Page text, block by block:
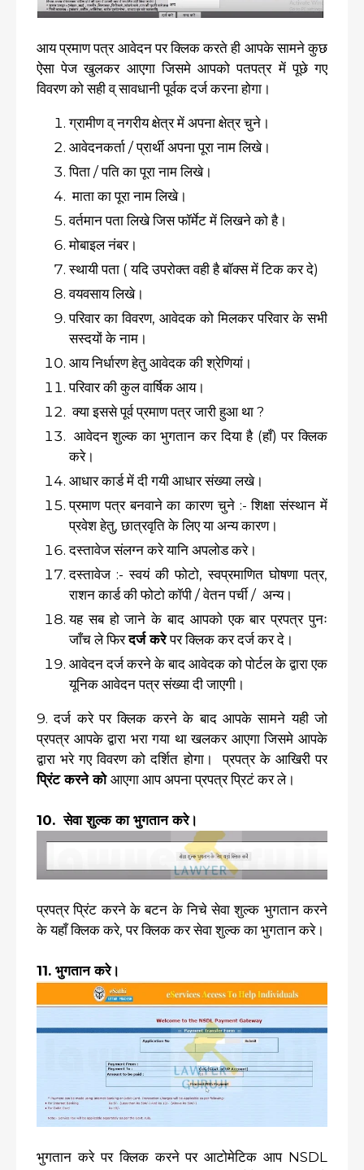
आय प्रमाण पत्र आवेदन पर क्लिक करते ही आपके सामने कुछ
ऐसा पेज खुलकर आएगा जिसमे आपको पतपत्र में पूछे गए
विवरण को सही व् सावधानी पूर्वक दर्ज करना होगा।
ग्रामीण व् नगरीय क्षेत्र में अपना क्षेत्र चुने।
आवेदनकर्ता / प्रार्थी अपना पूरा नाम लिखे।
पिता / पति का पूरा नाम लिखे।
माता का पूरा नाम लिखे।
वर्तमान पता लिखे जिस फॉर्मेट में लिखने को है।
मोबाइल नंबर।
स्थायी पता ( यदि उपरोक्त वही है बॉक्स में टिक कर दे)
वयवसाय लिखे।
परिवार का विवरण, आवेदक को मिलकर परिवार के सभी
सस्दयों के नाम।
आय निर्धारण हेतु आवेदक की श्रेणियां।
परिवार की कुल वार्षिक आय।
क्या इससे पूर्व प्रमाण पत्र जारी हुआ था ?
आवेदन शुल्क का भुगतान कर दिया है (हाँ) पर क्लिक
करे।
आधार कार्ड में दी गयी आधार संख्या लखे।
प्रमाण पत्र बनवाने का कारण चुने :- शिक्षा संस्थान में
प्रवेश हेतु, छात्रवृति के लिए या अन्य कारण।
दस्तावेज संलग्न करे यानि अपलोड करे।
दस्तावेज :- स्वयं की फोटो, स्वप्रमाणित घोषणा पत्र,
राशन कार्ड की फोटो कॉपी / वेतन पर्ची / अन्य।
यह सब हो जाने के बाद आपको एक बार प्रपत्र पुनः
जाँच ले फिरदर्ज करेपर क्लिक कर दर्ज कर दे।
आवेदन दर्ज करने के बाद आवेदक को पोर्टल के द्वारा एक
यूनिक आवेदन पत्र संख्या दी जाएगी।
9. दर्ज करे पर क्लिक करने के बाद आपके सामने यही जो
प्रपत्र आपके द्वारा भरा गया था खलकर आएगा जिसमे आपके
द्वारा भरे गए विवरण को दर्शित होगा। प्रपत्र के आखिरी पर
प्रिंट करने को आएगा आप अपना प्रपत्र प्रिटं कर ले।
10. सेवा शुल्क का भुगतान करे।
प्रपत्र प्रिंट करने के बटन के निचे सेवा शुल्क भुगतान करने
के यहाँ क्लिक करे, पर क्लिक कर सेवा शुल्क का भुगतान करे।
11. भुगतान करे।
भुगतान करे पर क्लिक करने पर आटोमेटिक आप NSDL